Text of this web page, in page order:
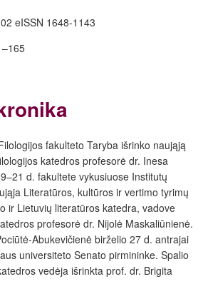
eISSN 1648-1143
fakulteto Taryba išrinko naująją
katedros profesorė dr. Inesa
d. fakultete vykusiuose Institutų
Literatūros, kultūros ir vertimo tyrimų
ir Lietuvių literatūros katedra, vadove
profesorė dr. Nijolė Maskaliūnienė.
Abukevičienė birželio 27 d. antrajai
universiteto Senato pirmininke. Spalio
vedėja išrinkta prof. dr. Brigita